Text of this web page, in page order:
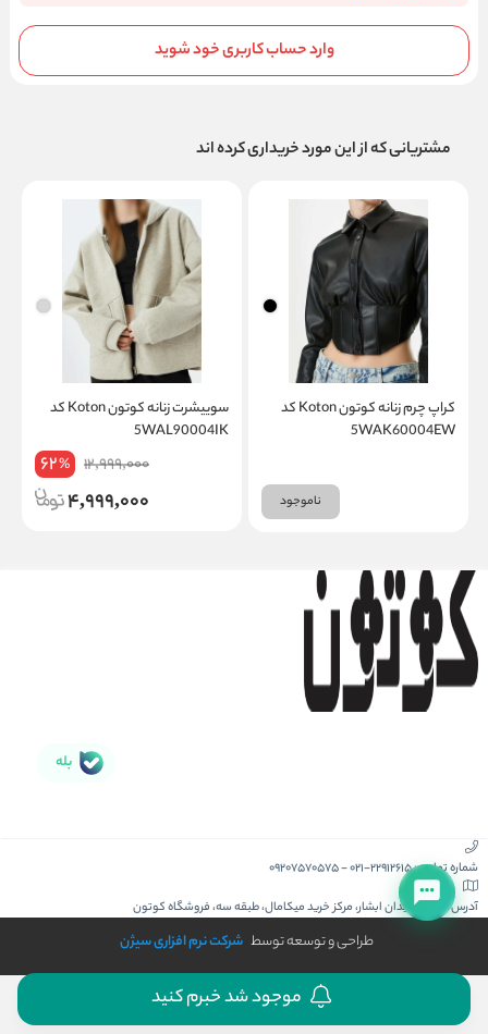
وارد حساب کاربری خود شوید
مشتریانی که از این مورد خریداری کرده اند
کراپ چرم زنانه کوتون Koton کد
5WAK60004EW
ناموجود
سوییشرت زنانه کوتون Koton کد
5WAL90004IK
12,999,000
62%
4,999,000
بله
شماره تماس :021-22912615
-
09207570575
آدرس :کیش، میدان ابشار، مرکز خرید میکامال، طبقه سه، فروشگاه کوتون
طراحی و توسعه توسط شرکت نرم افزاری سیژن